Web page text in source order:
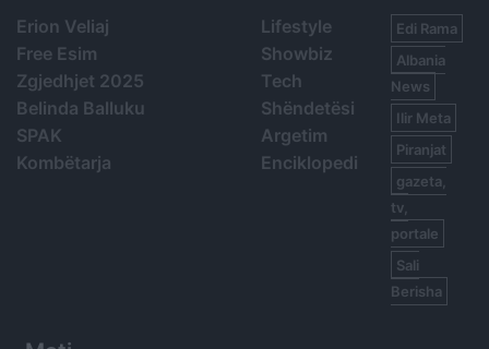
Erion Veliaj
Free Esim
Zgjedhjet 2025
Belinda Balluku
SPAK
Kombëtarja
Lifestyle
Showbiz
Tech
Shëndetësi
Argetim
Enciklopedi
Edi Rama
Albania
News
Ilir Meta
Piranjat
gazeta,
tv,
portale
Sali
Berisha